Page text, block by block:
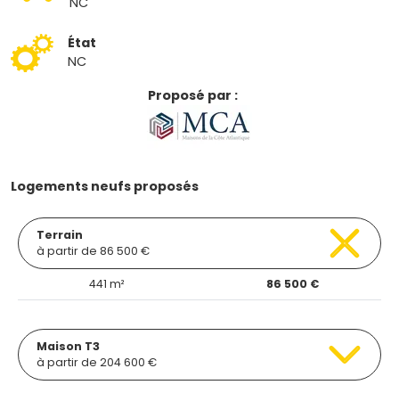
État
NC
Proposé par :
Logements neufs proposés
Terrain
à partir de 86 500 €
441 m² 86 500 €
Maison T3
à partir de 204 600 €